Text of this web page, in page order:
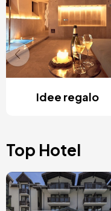
Idee regalo
Top Hotel
Immagine